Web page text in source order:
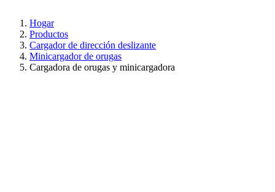
Hogar
Productos
Cargador de dirección deslizante
Minicargador de orugas
Cargadora de orugas y minicargadora